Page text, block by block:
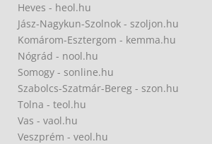
Heves - heol.hu
Jász-Nagykun-Szolnok - szoljon.hu
Komárom-Esztergom - kemma.hu
Nógrád - nool.hu
Somogy - sonline.hu
Szabolcs-Szatmár-Bereg - szon.hu
Tolna - teol.hu
Vas - vaol.hu
Veszprém - veol.hu